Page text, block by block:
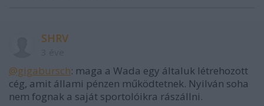
SHRV
@gigabursch: maga a Wada egy általuk létrehozott
cég, amit állami pénzen működtetnek. Nyilván soha
nem fognak a saját sportolóikra rászállni.